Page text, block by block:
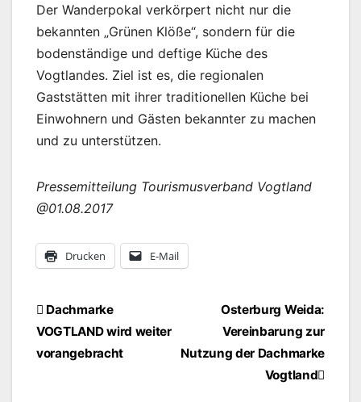
Der Wanderpokal verkörpert nicht nur die
bekannten „Grünen Klöße“, sondern für die
bodenständige und deftige Küche des
Vogtlandes. Ziel ist es, die regionalen
Gaststätten mit ihrer traditionellen Küche bei
Einwohnern und Gästen bekannter zu machen
und zu unterstützen.
Pressemitteilung Tourismusverband Vogtland
@01.08.2017
Drucken E-Mail
BeitragsnavigationOsterburg Weida:
Vereinbarung zur
Nutzung der Dachmarke
Vogtland
Dachmarke
VOGTLAND wird weiter
vorangebracht